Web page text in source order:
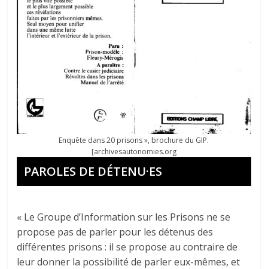
Enquête dans 20 prisons », brochure du GIP.
[archivesautonomies.org
PAROLES DE DÉTENU·ES
« Le Groupe d’Information sur les Prisons ne se
propose pas de parler pour les détenus des
différentes prisons : il se propose au contraire de
leur donner la possibilité de parler eux-mêmes, et